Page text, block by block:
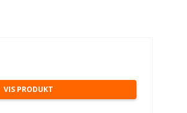
VIS PRODUKT